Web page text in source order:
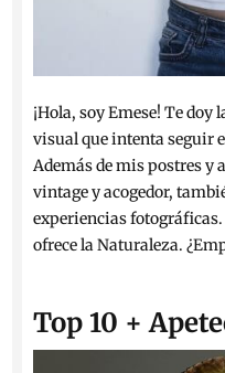
¡Hola, soy Emese! Te
visual que intenta seguir
Además de mis postres y
vintage y acogedor,
experiencias fotográficas.
ofrece la Naturaleza.
Top 10 +